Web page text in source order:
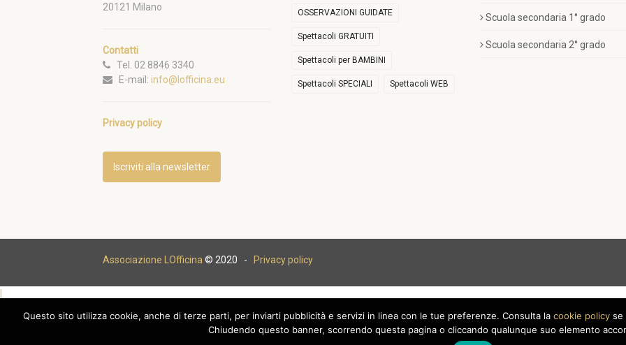
20121 Milano
Contatti
Tel. 02 8846 3340
E-mail: info@lofficina.eu
Privacy policy
Iscriviti alla newsletter
OSSERVAZIONI GUIDATE
Spettacoli GRATUITI
Spettacoli per BAMBINI
Spettacoli SPECIALI Spettacoli WEB
Scuola secondaria 1° grado
Scuola secondaria 2° grado
Associazione LOfficina © 2020 - Privacy policy
Questo sito utilizza cookie, anche di terze parti, per inviarti pubblicità e servizi in linea con le tue preferenze. Consulta la cookie policy se
Chiudendo questo banner, scorrendo questa pagina o cliccando qualunque suo elemento